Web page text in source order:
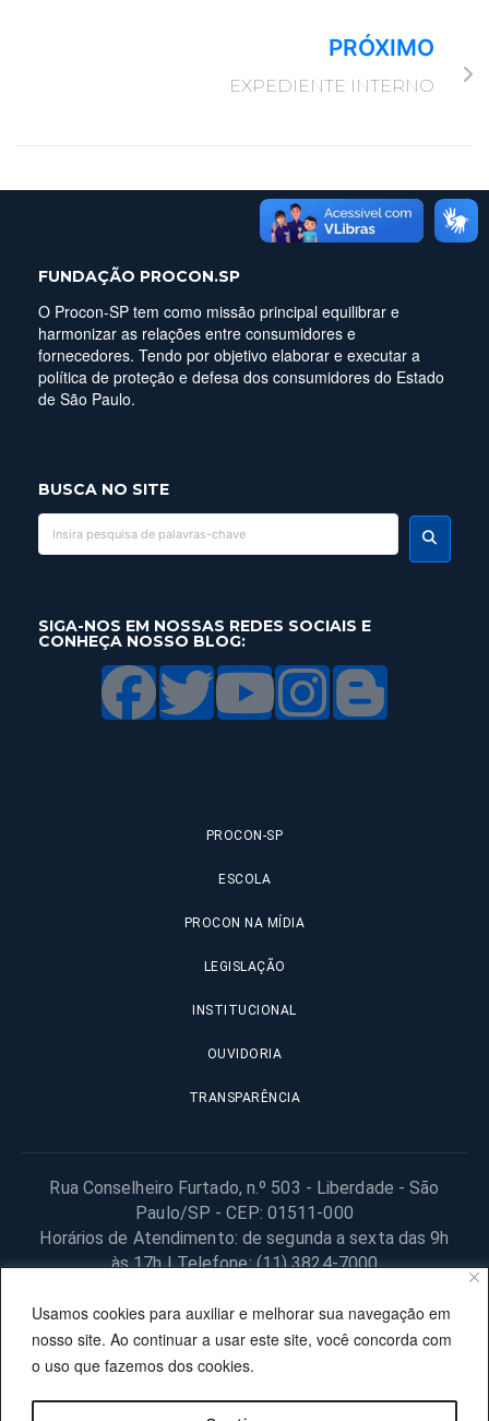
Usamos cookies para auxiliar e melhorar sua navegação em
nosso site. Ao continuar a usar este site, você concorda com
o uso que fazemos dos cookies.
PRÓXIMO
EXPEDIENTE INTERNO
FUNDAÇÃO PROCON.SP
O Procon-SP tem como missão principal equilibrar e
harmonizar as relações entre consumidores e
fornecedores. Tendo por objetivo elaborar e executar a
política de proteção e defesa dos consumidores do Estado
de São Paulo.
BUSCA NO SITE
SIGA-NOS EM NOSSAS REDES SOCIAIS E
CONHEÇA NOSSO BLOG:
PROCON-SP
ESCOLA
PROCON NA MÍDIA
LEGISLAÇÃO
INSTITUCIONAL
OUVIDORIA
TRANSPARÊNCIA
Rua Conselheiro Furtado, n.º 503 - Liberdade - São
Paulo/SP - CEP: 01511-000
Horários de Atendimento: de segunda a sexta das 9h
às 17h | Telefone: (11) 3824-7000
© 2025 Fundação Procon – SP – Todos os direitos reservados. |
Site desenvolvido pela PRODESP.